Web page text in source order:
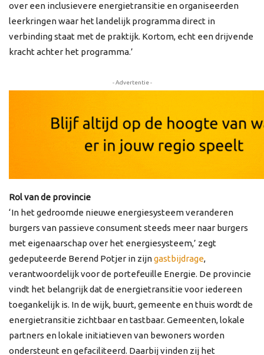
over een inclusievere energietransitie en organiseerden
leerkringen waar het landelijk programma direct in
verbinding staat met de praktijk. Kortom, echt een drijvende
kracht achter het programma.’
- Advertentie -
Rol van de provincie
‘In het gedroomde nieuwe energiesysteem veranderen
burgers van passieve consument steeds meer naar burgers
met eigenaarschap over het energiesysteem,’ zegt
gedeputeerde Berend Potjer in zijngastbijdrage,
verantwoordelijk voor de portefeuille Energie. De provincie
vindt het belangrijk dat de energietransitie voor iedereen
toegankelijk is. In de wijk, buurt, gemeente en thuis wordt de
energietransitie zichtbaar en tastbaar. Gemeenten, lokale
partners en lokale initiatieven van bewoners worden
ondersteunt en gefaciliteerd. Daarbij vinden zij het